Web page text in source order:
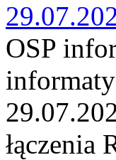
OSP
łączenia